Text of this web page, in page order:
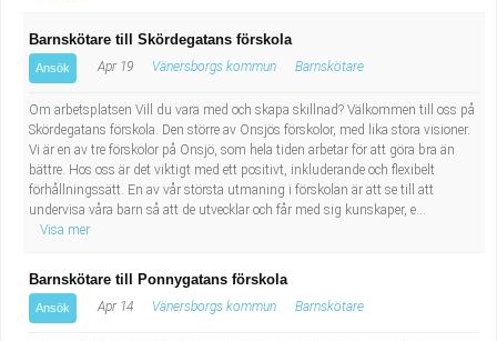
Barnskötare till Skördegatans förskola
Ansök Apr 19 Vänersborgs kommun Barnskötare
Om arbetsplatsen Vill du vara med och skapa skillnad? Välkommen till oss på
Skördegatans förskola. Den större av Onsjös förskolor, med lika stora visioner.
Vi är en av tre förskolor på Onsjö, som hela tiden arbetar för att göra bra än
bättre. Hos oss är det viktigt med ett positivt, inkluderande och flexibelt
förhållningssätt. En av vår största utmaning i förskolan är att se till att
undervisa våra barn så att de utvecklar och får med sig kunskaper, e...
Visa mer
Barnskötare till Ponnygatans förskola
Ansök Apr 14 Vänersborgs kommun Barnskötare